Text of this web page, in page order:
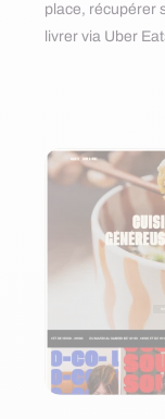
place, récupérer
livrer via Uber